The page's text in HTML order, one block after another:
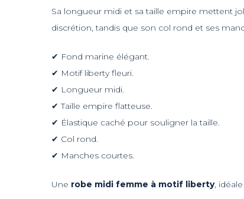
Sa longueur midi et sa taille empire mettent
discrétion, tandis que son col rond et ses
✔ Fond marine élégant.
✔ Motif liberty fleuri.
✔ Longueur midi.
✔ Taille empire flatteuse.
✔ Élastique caché pour souligner la taille.
✔ Col rond.
✔ Manches courtes.
Une robe midi femme à motif liberty,